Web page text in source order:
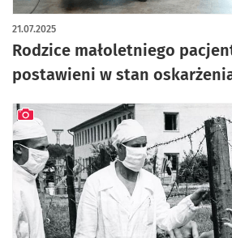
Rodzice małoletniego
postawieni w stan
21.07.2025